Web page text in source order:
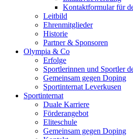
Kontaktformular für
Leitbild
Ehrenmitglieder
Historie
Partner & Sponsoren
Olympia & Co
Erfolge
Sportlerinnen und Sportler
Gemeinsam gegen Doping
Sportinternat Leverkusen
Sportinternat
Duale Karriere
Förderangebot
Eliteschule
Gemeinsam gegen Doping